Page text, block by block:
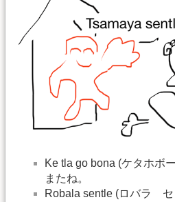
Ke tla go bona (ケタホボ
またね。
Robala sentle (ロバラ セ